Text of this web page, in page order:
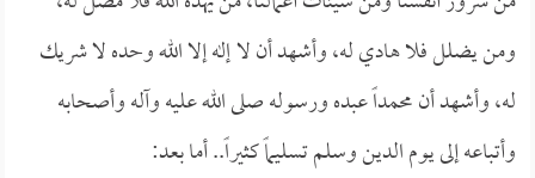
ومن يضلل فلا هادي له، وأشهد أن لا إله إلا الله وحده لا شريك
له، وأشهد أن محمداً عبده ورسوله صلى الله عليه وآله وأصحابه
وأتباعه إلى يوم الدين وسلم تسليماً كثيراً.. أما بعد: